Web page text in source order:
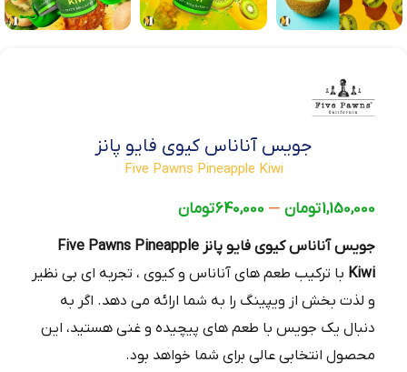
جویس آناناس کیوی فایو پانز
Five Pawns Pineapple Kiwi
1,150,000تومان –
640,000تومان
جویس آناناس کیوی فایو پانز Five Pawns Pineapple
Kiwi با ترکیب طعم‌ های آناناس و کیوی ، تجربه‌ ای بی‌ نظیر
و لذت‌ بخش از ویپینگ را به شما ارائه می‌ دهد. اگر به
دنبال یک جویس با طعم‌ های پیچیده و غنی هستید، این
محصول انتخابی عالی برای شما خواهد بود.